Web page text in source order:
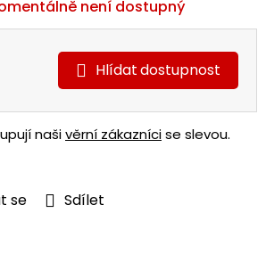
se Sdílet
není dostupný
Hlídat
našivěrní zákaznícise slevou.